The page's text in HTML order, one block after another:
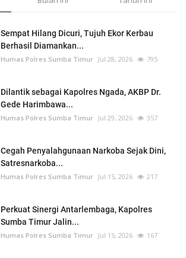
Sempat Hilang Dicuri, Tujuh Ekor Kerbau
Berhasil Diamankan...
Humas Polres Sumba Timur Jul 28, 2026 795
Dilantik sebagai Kapolres Ngada, AKBP Dr.
Gede Harimbawa...
Humas Polres Sumba Timur Jul 29, 2026 357
Cegah Penyalahgunaan Narkoba Sejak Dini,
Satresnarkoba...
Humas Polres Sumba Timur Jul 15, 2026 217
Perkuat Sinergi Antarlembaga, Kapolres
Sumba Timur Jalin...
Humas Polres Sumba Timur Jul 15, 2026 167